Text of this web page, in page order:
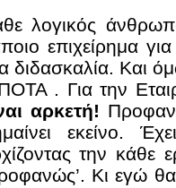
λογικός
επιχείρημα
διδασκαλία. Και
. Για την
αρκετή!
εκείνο.
την κάθε
Κι εγώ